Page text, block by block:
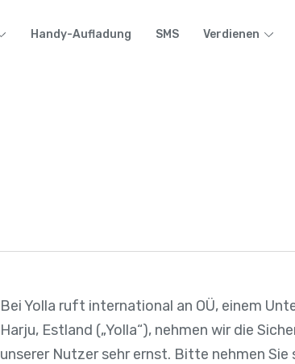
Handy-Aufladung SMS Verdienen
Bei Yolla ruft international an OÜ, einem
Harju, Estland („Yolla“), nehmen wir die
unserer Nutzer sehr ernst. Bitte nehmen